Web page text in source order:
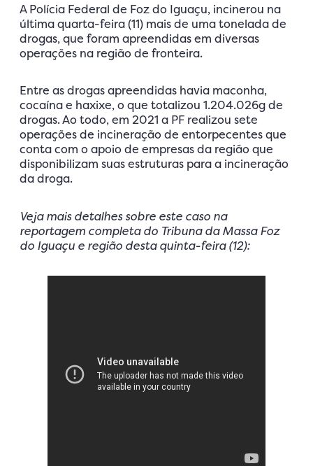
A Polícia Federal de Foz do Iguaçu, incinerou na
última quarta-feira (11) mais de uma tonelada de
drogas, que foram apreendidas em diversas
operações na região de fronteira.
Entre as drogas apreendidas havia maconha,
cocaína e haxixe, o que totalizou 1.204.026g de
drogas. Ao todo, em 2021 a PF realizou sete
operações de incineração de entorpecentes que
conta com o apoio de empresas da região que
disponibilizam suas estruturas para a incineração
da droga.
Veja mais detalhes sobre este caso na
reportagem completa do Tribuna da Massa Foz
do Iguaçu e região desta quinta-feira (12):